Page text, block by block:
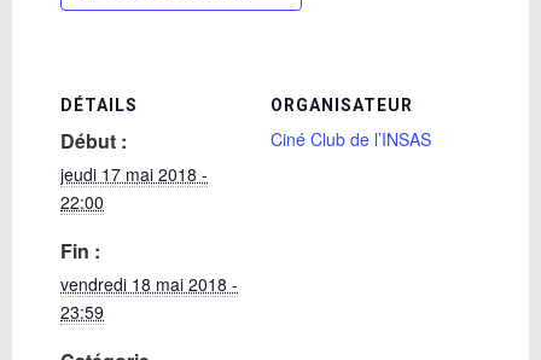
DÉTAILS
Début :
jeudi 17 mai 2018 -
22:00
Fin :
vendredi 18 mai 2018 -
23:59
ORGANISATEUR
Ciné Club de l’INSAS